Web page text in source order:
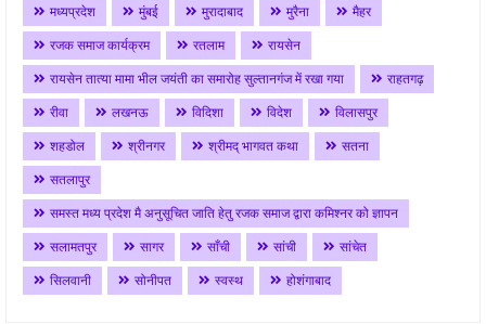
मध्यप्रदेश
मुंबई मुरादाबाद मुरैना
मैहर
रजक समाज कार्यक्रम
रतलाम
रायसेन
रायसेन तात्या मामा भील जयंती का समारोह सुल्तानगंज में रखा गया
राहतगढ़
रीवा
लखनऊ विदिशा विदेश
विलासपुर
शहडोल
श्रीनगर श्रीमद् भागवत कथा
सतना
सतलापुर
समस्त मध्य प्रदेश मै अनुसूचित जाति हेतु रजक समाज द्वारा कमिश्नर को ज्ञापन
सलामतपुर
सागर साँची सांची
सांचेत
सिलवानी
सोनीपत स्वस्थ होशंगाबाद